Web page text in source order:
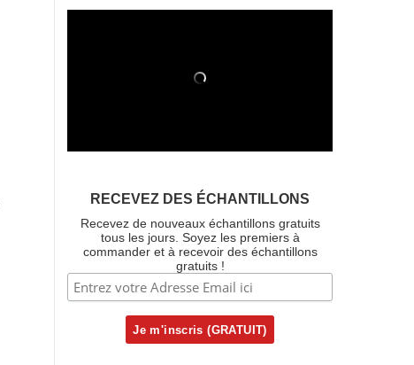
RECEVEZ DES ÉCHANTILLONS
Recevez de nouveaux échantillons gratuits
tous les jours. Soyez les premiers à
commander et à recevoir des échantillons
gratuits !